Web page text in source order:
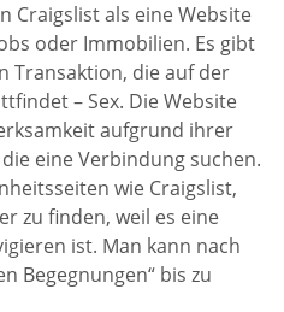
Craigslist als eine Website
oder Immobilien. Es gibt
Transaktion, die auf der
– Sex. Die Website
aufgrund ihrer
eine Verbindung suchen.
wie Craigslist,
zu finden, weil es eine
ist. Man kann nach
Begegnungen“ bis zu